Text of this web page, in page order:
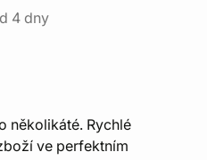
4 dny
několikáté. Rychlé
ve perfektním